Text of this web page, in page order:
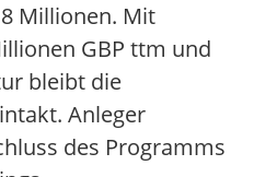
Millionen. Mit
GBP ttm und
bleibt die
Anleger
des Programms